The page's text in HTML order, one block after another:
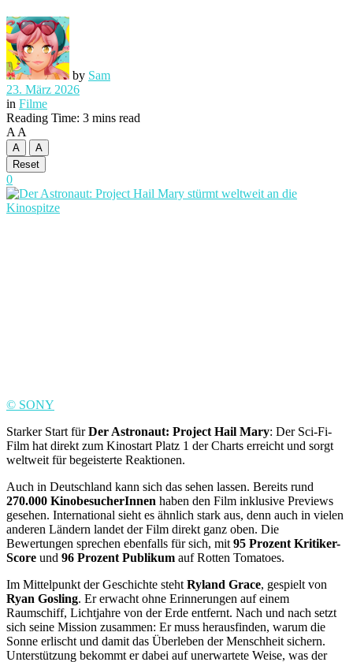
by Sam
23. März 2026
in Filme
Reading Time: 3 mins read
A A
A
A
Reset
0
© SONY
Starker Start fürDer Astronaut: Project Hail Mary: Der Sci-Fi-
Film hat direkt zum Kinostart Platz 1 der Charts erreicht und sorgt
weltweit für begeisterte Reaktionen.
Auch in Deutschland kann sich das sehen lassen. Bereits rund
270.000 KinobesucherInnen haben den Film inklusive Previews
gesehen. International sieht es ähnlich stark aus, denn auch in vielen
anderen Ländern landet der Film direkt ganz oben. Die
Bewertungen sprechen ebenfalls für sich, mit 95 Prozent Kritiker-
Score und 96 Prozent Publikum auf Rotten Tomatoes.
Im Mittelpunkt der Geschichte steht Ryland Grace, gespielt von
Ryan Gosling. Er erwacht ohne Erinnerungen auf einem
Raumschiff, Lichtjahre von der Erde entfernt. Nach und nach setzt
sich seine Mission zusammen: Er muss herausfinden, warum die
Sonne erlischt und damit das Überleben der Menschheit sichern.
Unterstützung bekommt er dabei auf unerwartete Weise, was der